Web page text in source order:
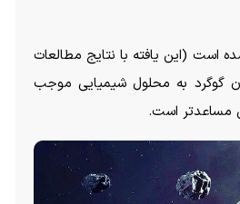
است (این یافته با نتایج مطالعات
گوگرد به محلول شیمیایی موجب
مساعدتر است.